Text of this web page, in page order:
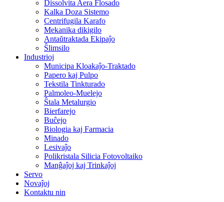
Dissolvita Aera Flosado
Kalka Doza Sistemo
Centrifugila Karafo
Mekanika dikigilo
Antaŭtraktada Ekipaĵo
Ŝlimsilo
Industrioj
Municipa Kloakaĵo-Traktado
Papero kaj Pulpo
Tekstila Tinkturado
Palmoleo-Muelejo
Ŝtala Metalurgio
Bierfarejo
Buĉejo
Biologia kaj Farmacia
Minado
Lesivaĵo
Polikristala Silicia Fotovoltaiko
Manĝaĵoj kaj Trinkaĵoj
Servo
Novaĵoj
Kontaktu nin